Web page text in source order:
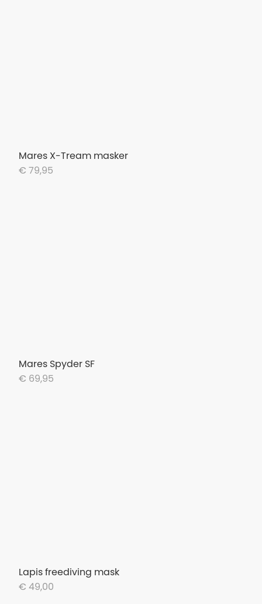
Mares X-Tream masker
€ 79,95
Mares Spyder SF
€ 69,95
Lapis freediving mask
€ 49,00